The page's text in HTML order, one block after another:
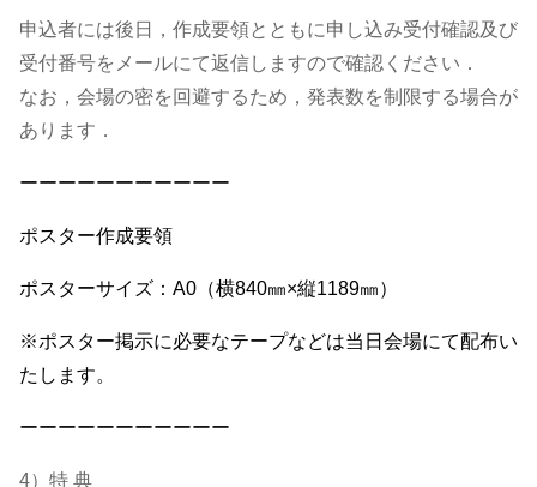
申込者には後日，作成要領とともに申し込み受付確認及び
受付番号をメールにて返信しますので確認ください．
なお，会場の密を回避するため，発表数を制限する場合が
あります．
ーーーーーーーーーーー
ポスター作成要領
ポスターサイズ：A0（横840㎜×縦1189㎜）
※ポスター掲示に必要なテープなどは当日会場にて配布い
たします。
ーーーーーーーーーーー
4）特 典